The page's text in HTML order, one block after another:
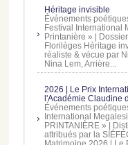
Héritage invisible
Événements
Festival International
Printanière » |
Florilèges Héritage
réaliste & vécue par
Nina Lem, Arrière...
2026 | Le Prix
l'Académie Claudine
Événements
International
PRINTANIÈRE » |
attribués par la